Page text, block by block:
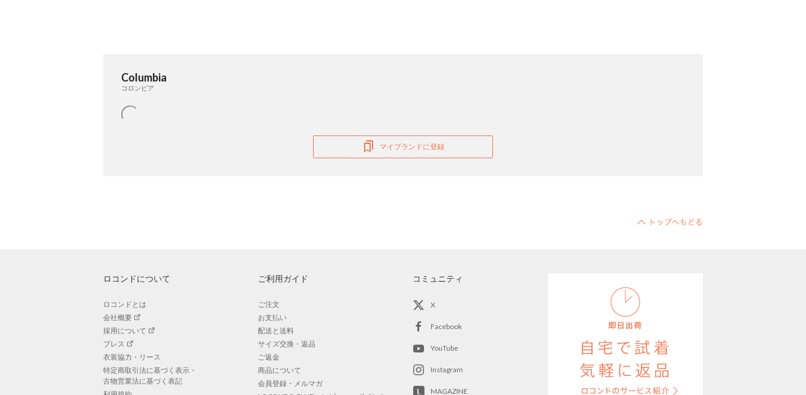
Columbia
コロンビア
マイブランドに登録
ロコンドについて
ロコンドとは
会社概要
採用について
プレス
衣装協力・リース
特定商取引法に基づく表示・
古物営業法に基づく表記
ご利用ガイド
ご注文
お支払い
配送と送料
サイズ交換・返品
ご返金
商品について
会員登録・メルマガ
コミュニティ
X
Facebook
YouTube
Instagram
MAGAZINE